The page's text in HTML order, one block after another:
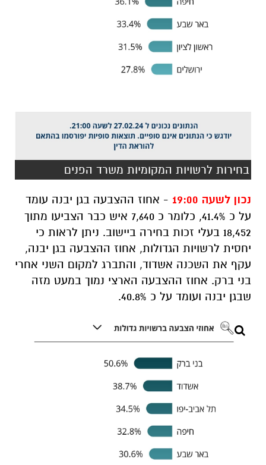
בחירות לרשויות המקומיות משרד הפנים
נכון לשעה 19:00
- אחוז ההצבעה בגן יבנה עומד
על כ 41.4%, כלומר כ 7,640 איש כבר הצביעו מתוך
18,452 בעלי זכות בחירה ביישוב. ניתן לראות כי
יחסית לרשויות הגדולות, אחוז ההצבעה בגן יבנה,
עקף את השכנה אשדוד, והתברג למקום השני אחרי
בני ברק. אחוז ההצבעה הארצי נמוך במעט מזה
שבגן יבנה ועומד על כ 40.8%.